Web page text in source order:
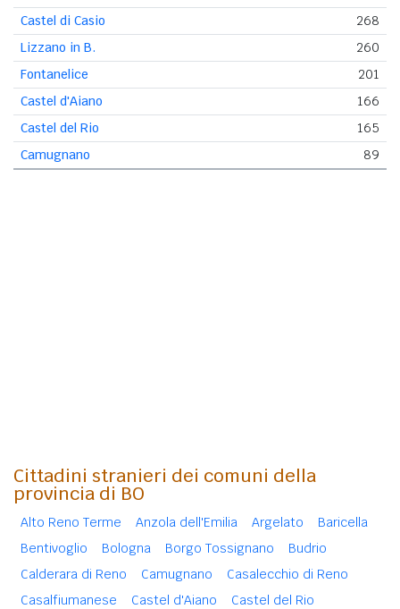
Castel di Casio
268
Lizzano in B.
260
Fontanelice
201
Castel d'Aiano
166
Castel del Rio
165
Camugnano
89
Cittadini stranieri dei comuni della
provincia di BO
Alto Reno Terme Anzola dell'Emilia Argelato
Baricella
Bentivoglio
Bologna Borgo Tossignano
Budrio
Calderara di Reno
Camugnano
Casalecchio di Reno
Casalfiumanese
Castel d'Aiano
Castel del Rio